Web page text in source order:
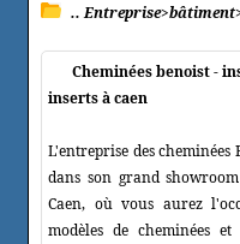
..
Cheminées benoist -
inserts à caen
L'entreprise des
dans son grand
Caen, où vous aurez
modèles de cheminées